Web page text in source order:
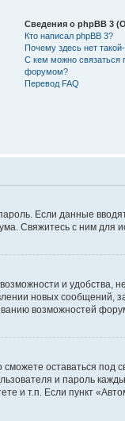
Сведения о phpBB 3
Кто написал phpBB 3?
Почему здесь нет
С кем можно связаться
форумом?
Перевод FAQ
Если данные
Свяжитесь с ним для
и удобства,
новых сообщений,
возможностей
оставаться
и пароль
т.п. Если пункт